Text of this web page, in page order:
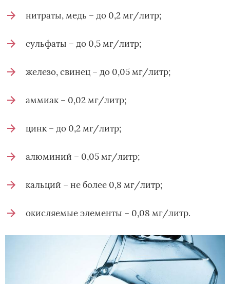
нитраты, медь – до 0,2 мг/литр;
сульфаты – до 0,5 мг/литр;
железо, свинец – до 0,05 мг/литр;
аммиак – 0,02 мг/литр;
цинк – до 0,2 мг/литр;
алюминий – 0,05 мг/литр;
кальций – не более 0,8 мг/литр;
окисляемые элементы – 0,08 мг/литр.